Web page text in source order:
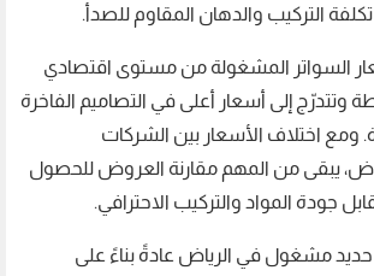
التركيب والدهان المقاوم للصدأ.
السواتر المشغولة من مستوى اقتصادي
وتتدرّج إلى أسعار أعلى في التصاميم الفاخرة
ومع اختلاف الأسعار بين الشركات
يبقى من المهم مقارنة العروض للحصول
جودة المواد والتركيب الاحترافي.
حديد مشغول في الرياض عادةً بناءً على